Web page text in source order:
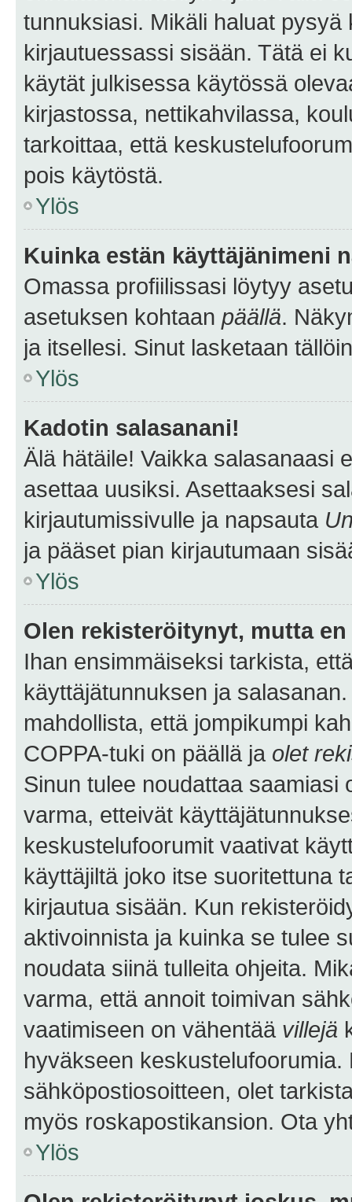
tunnuksiasi. Mikäli haluat
kirjautuessassi sisään. Tätä ei
käytät julkisessa käytössä
kirjastossa, nettikahvilassa,
tarkoittaa, että
pois käytöstä.
Ylös
Kuinka estän käyttäjänimeni
Omassa profiilissasi löytyy
asetuksen kohtaan päällä.
ja itsellesi. Sinut lasketaan
Ylös
Kadotin salasanani!
Älä hätäile! Vaikka salasanaasi
asettaa uusiksi. Asettaaksesi
kirjautumissivulle ja napsauta
ja pääset pian kirjautumaan
Ylös
Olen rekisteröitynyt, mutta
Ihan ensimmäiseksi tarkista,
käyttäjätunnuksen ja
mahdollista, että jompikumpi
COPPA-tuki on päällä ja olet
Sinun tulee noudattaa saamiasi
varma, etteivät
keskustelufoorumit vaativat
käyttäjiltä joko itse suoritettuna
kirjautua sisään. Kun
aktivoinnista ja kuinka se tulee
noudata siinä tulleita ohjeita.
varma, että annoit toimivan
vaatimiseen on vähentää villejä
hyväkseen
sähköpostiosoitteen, olet
myös roskapostikansion. Ota
Ylös